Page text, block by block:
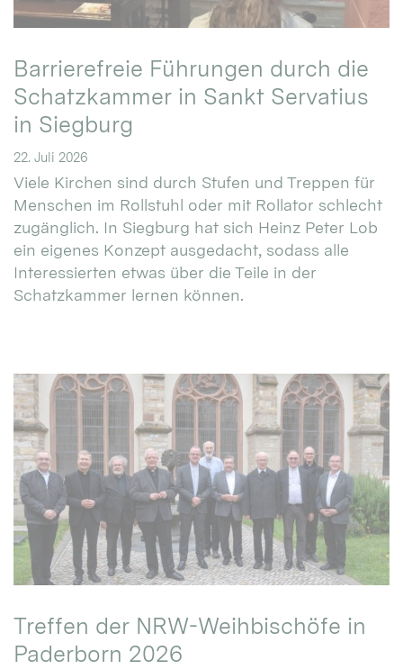
Barrierefreie Führungen durch die
Schatzkammer in Sankt Servatius
in Siegburg
22. Juli 2026
Viele Kirchen sind durch Stufen und Treppen für
Menschen im Rollstuhl oder mit Rollator schlecht
zugänglich. In Siegburg hat sich Heinz Peter Lob
ein eigenes Konzept ausgedacht, sodass alle
Interessierten etwas über die Teile in der
Schatzkammer lernen können.
Treffen der NRW-Weihbischöfe in
Paderborn 2026